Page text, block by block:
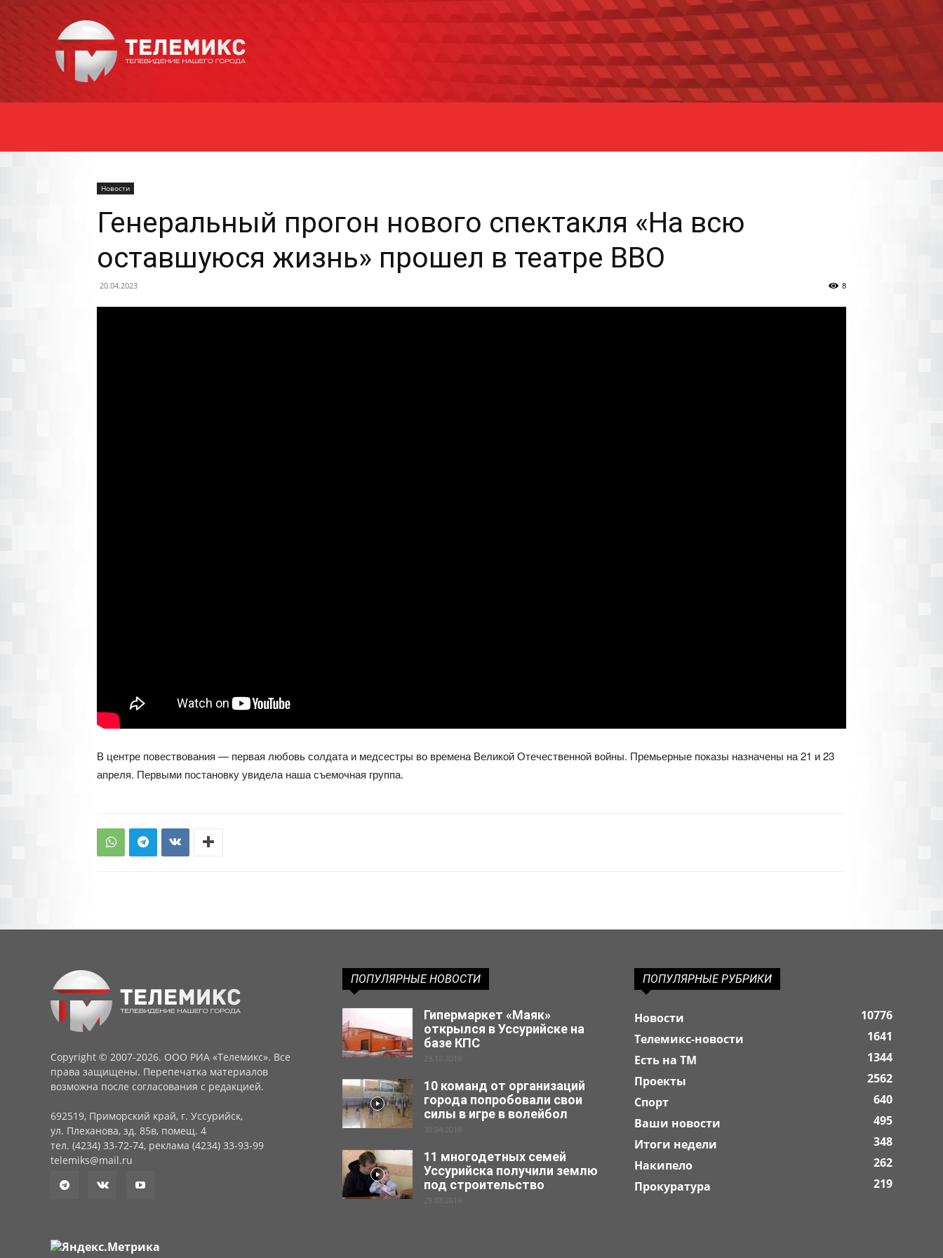
Уссурийска
Новости
Генеральный прогон нового спектакля «На всю
оставшуюся жизнь» прошел в театре ВВО
20.04.2023 8
В центре повествования — первая любовь солдата и медсестры во времена Великой Отечественной войны. Премьерные показы назначены на 21 и 23
апреля. Первыми постановку увидела наша съемочная группа.
Copyright © 2007-2026. ООО РИА «Телемикс». Все
права защищены. Перепечатка материалов
возможна после согласования с редакцией.
692519, Приморский край, г. Уссурийск,
ул. Плеханова, зд. 85в, помещ. 4
тел. (4234) 33-72-74, реклама (4234) 33-93-99
telemiks@mail.ru
ПОПУЛЯРНЫЕ НОВОСТИ
Гипермаркет «Маяк»
открылся в Уссурийске на
базе КПС
23.12.2019
10 команд от организаций
города попробовали свои
силы в игре в волейбол
30.04.2019
11 многодетных семей
Уссурийска получили землю
под строительство
29.03.2019
ПОПУЛЯРНЫЕ РУБРИКИ
Новости
10776
Телемикс-новости
1641
Есть на ТМ
1344
Проекты
2562
Спорт
640
Ваши новости
495
Итоги недели
348
Накипело
262
Прокуратура
219